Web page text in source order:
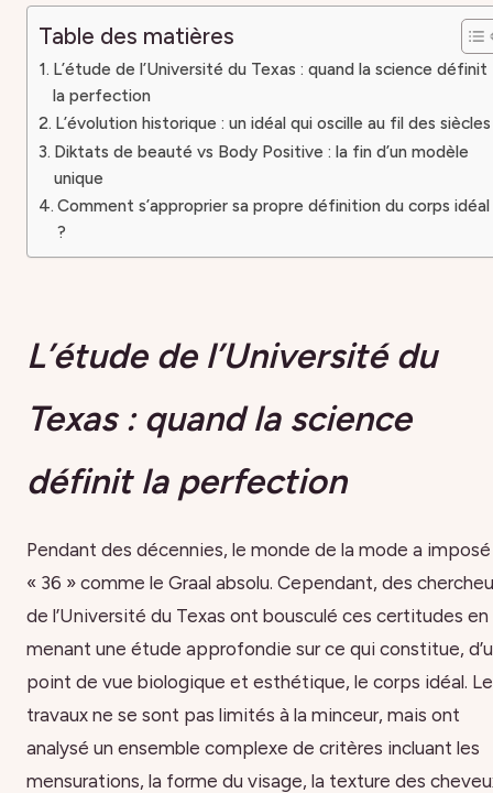
Table des matières
L’étude de l’Université du Texas : quand la science définit
la perfection
L’évolution historique : un idéal qui oscille au fil des siècles
Diktats de beauté vs Body Positive : la fin d’un modèle
unique
Comment s’approprier sa propre définition du corps idéal
?
L’étude de l’Université du
Texas : quand la science
définit la perfection
Pendant des décennies, le monde de la mode a
« 36 » comme le Graal absolu. Cependant, des
de l’Université du Texas ont bousculé ces certitudes en
menant une étude approfondie sur ce qui constitue,
point de vue biologique et esthétique, le corps idéal.
travaux ne se sont pas limités à la minceur, mais ont
analysé un ensemble complexe de critères incluant les
mensurations, la forme du visage, la texture des